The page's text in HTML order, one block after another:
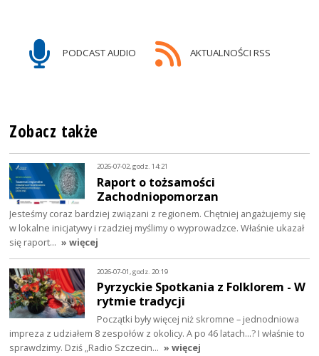
PODCAST AUDIO AKTUALNOŚCI RSS
Zobacz także
2026-07-02, godz. 14:21
Raport o tożsamości
Zachodniopomorzan
Jesteśmy coraz bardziej związani z regionem. Chętniej angażujemy się
w lokalne inicjatywy i rzadziej myślimy o wyprowadzce. Właśnie ukazał
się raport… » więcej
2026-07-01, godz. 20:19
Pyrzyckie Spotkania z Folklorem - W
rytmie tradycji
Początki były więcej niż skromne – jednodniowa
impreza z udziałem 8 zespołów z okolicy. A po 46 latach…? I właśnie to
sprawdzimy. Dziś „Radio Szczecin… » więcej